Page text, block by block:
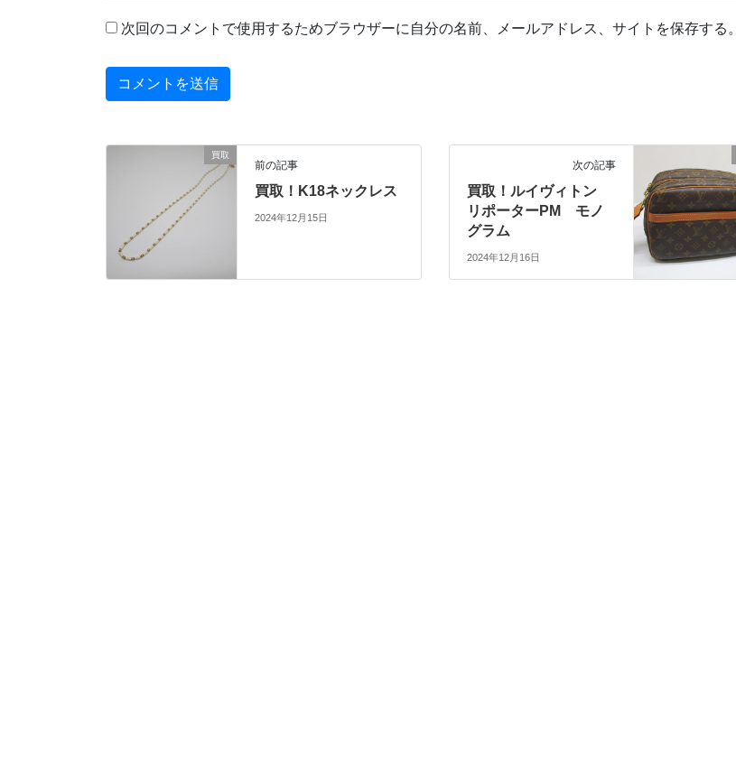
次回のコメントで使用するためブラウザーに自分の名前、メールアドレス、サイトを保存する。
買取
前の記事
買取！K18ネックレス
2024年12月15日
次の記事
買取！ルイヴィトン
リポーターPM モノ
グラム
2024年12月16日